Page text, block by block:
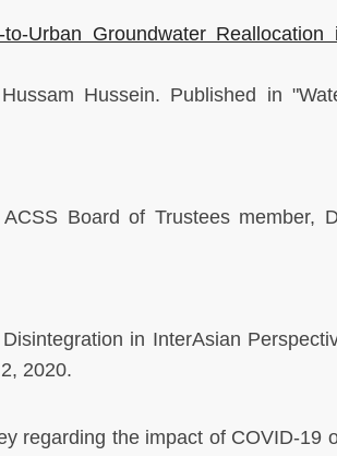
Urban Groundwater Reallocation
Hussein. Published in
Board of Trustees member,
in InterAsian
2020.
regarding the impact of COVID-19